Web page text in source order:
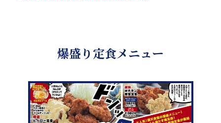
爆盛り定食メニュー